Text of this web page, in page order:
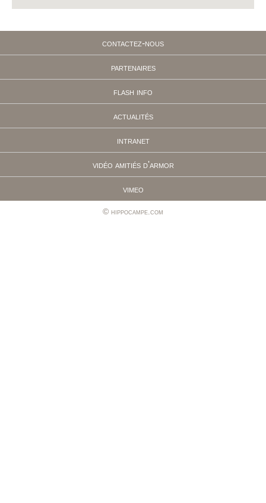
contactez-nous
partenaires
flash info
actualités
intranet
vidéo amitiés d'armor
vimeo
hippocampe.com